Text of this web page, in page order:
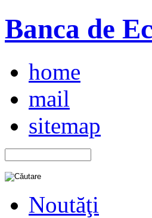
Banca de
home
mail
sitemap
Noutăţi